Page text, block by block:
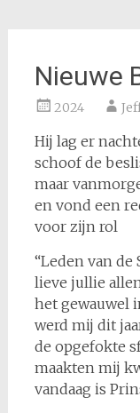
Nieuwe
2024
Hij lag er
schoof de
maar
en vond een
voor zijn rol
“Leden van de
lieve jullie
het gewauwel
werd mij dit
de opgefokte
maakten mij
vandaag is